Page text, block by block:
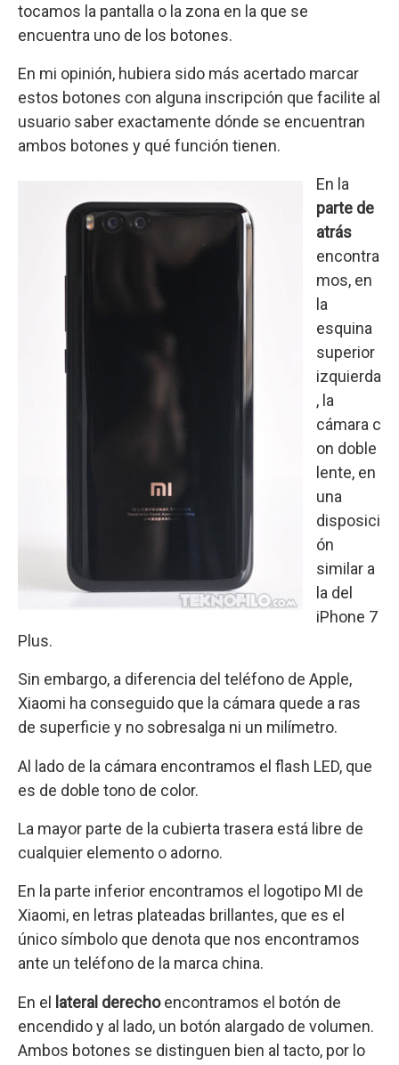
tocamos la pantalla o la zona en la que se
encuentra uno de los botones.
En mi opinión, hubiera sido más acertado marcar
estos botones con alguna inscripción que facilite al
usuario saber exactamente dónde se encuentran
ambos botones y qué función tienen.
En la
parte de
atrás
encontra
mos, en
la
esquina
superior
izquierda
, la
cámara c
on doble
lente, en
una
disposici
ón
similar a
la del
iPhone 7
Plus.
Sin embargo, a diferencia del teléfono de Apple,
Xiaomi ha conseguido que la cámara quede a ras
de superficie y no sobresalga ni un milímetro.
Al lado de la cámara encontramos el flash LED, que
es de doble tono de color.
La mayor parte de la cubierta trasera está libre de
cualquier elemento o adorno.
En la parte inferior encontramos el logotipo MI de
Xiaomi, en letras plateadas brillantes, que es el
único símbolo que denota que nos encontramos
ante un teléfono de la marca china.
En el lateral derechoencontramos el botón de
encendido y al lado, un botón alargado de volumen.
Ambos botones se distinguen bien al tacto, por lo